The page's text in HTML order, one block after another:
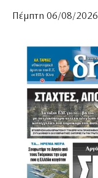
Πέμπτη 06/08/2026